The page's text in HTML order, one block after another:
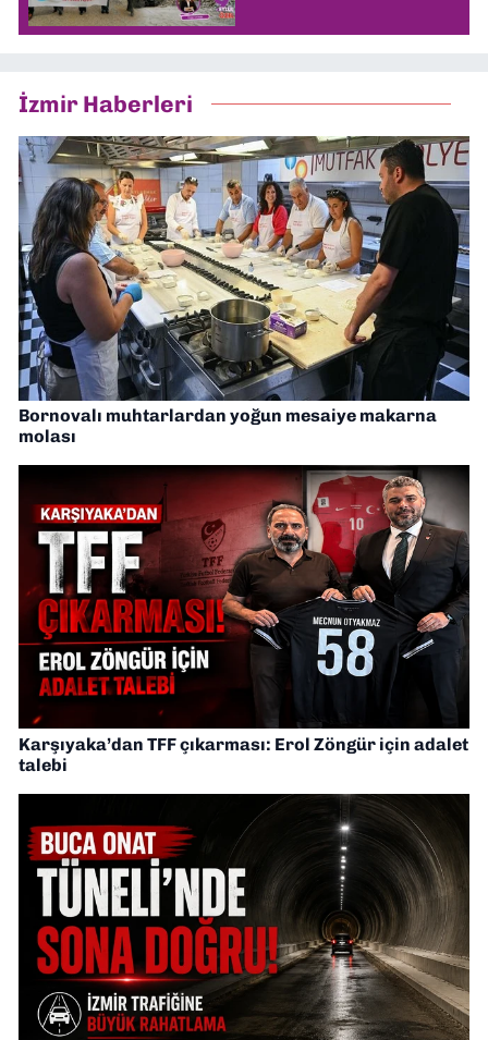
İzmir Haberleri
Bornovalı muhtarlardan yoğun mesaiye makarna
molası
Karşıyaka’dan TFF çıkarması: Erol Zöngür için adalet
talebi